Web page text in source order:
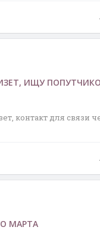
ИЩУ
контакт для связи
МАРТА